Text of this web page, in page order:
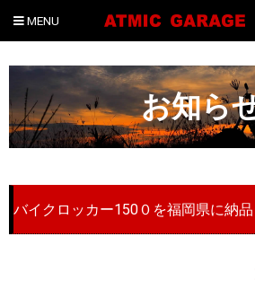
MENU
お知ら
バイクロッカー150０を福岡県に納品